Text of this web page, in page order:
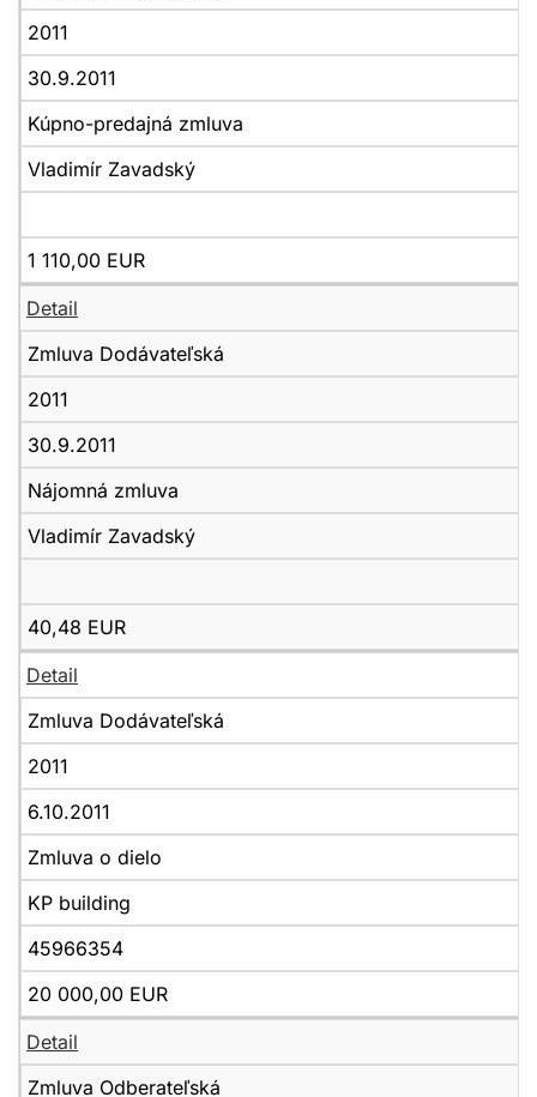
2011
30.9.2011
Kúpno-predajná zmluva
Vladimír Zavadský
1 110,00 EUR
Detail
Zmluva Dodávateľská
2011
30.9.2011
Nájomná zmluva
Vladimír Zavadský
40,48 EUR
Detail
Zmluva Dodávateľská
2011
6.10.2011
Zmluva o dielo
KP building
45966354
20 000,00 EUR
Detail
Zmluva Odberateľská